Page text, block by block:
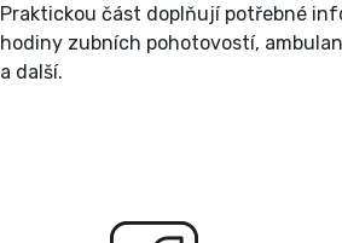
Praktickou část doplňují potřebné
hodiny zubních pohotovostí,
a další.